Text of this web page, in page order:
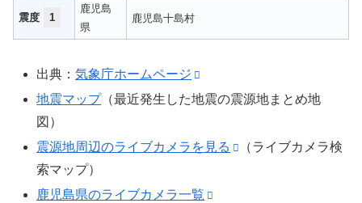
震度 1
鹿児島
県
鹿児島十島村
出典：気象庁ホームページ
地震マップ（最近発生した地震の震源地まとめ地
図）
震源地周辺のライブカメラを見る
（ライブカメラ検
索マップ）
鹿児島県のライブカメラ一覧